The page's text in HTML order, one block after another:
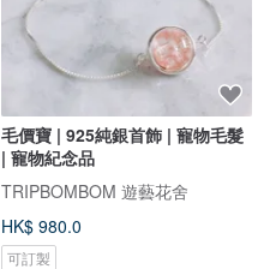
毛價寶 | 925純銀首飾 | 寵物毛髮
| 寵物紀念品
TRIPBOMBOM 遊藝花舍
HK$ 980.0
可訂製